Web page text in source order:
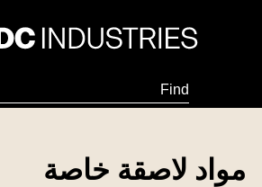
Search
for:
مواد لاصقة خاصة